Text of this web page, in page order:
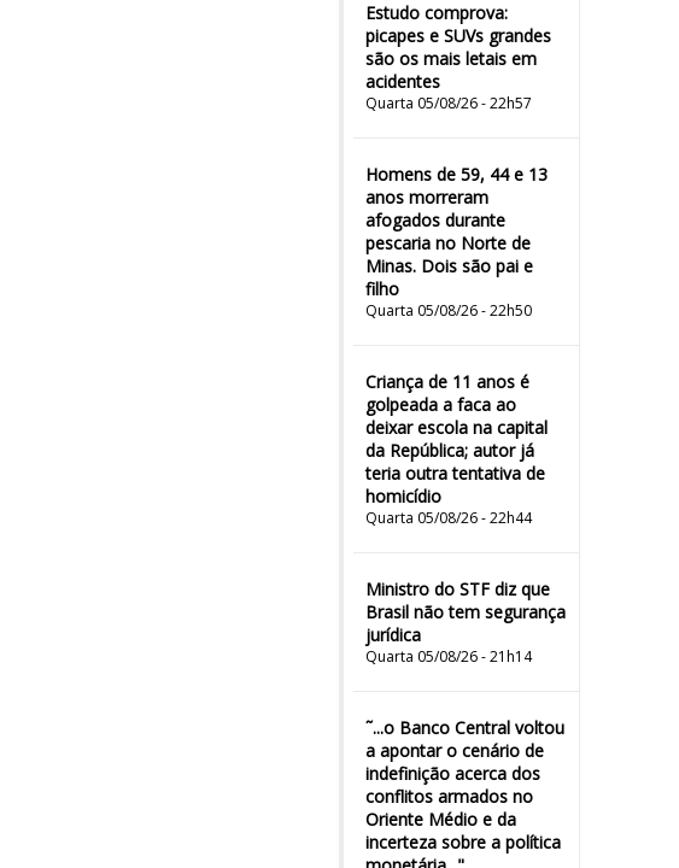
Estudo comprova:
picapes e SUVs grandes
são os mais letais em
acidentes
Quarta 05/08/26 - 22h57
Homens de 59, 44 e 13
anos morreram
afogados durante
pescaria no Norte de
Minas. Dois são pai e
filho
Quarta 05/08/26 - 22h50
Criança de 11 anos é
golpeada a faca ao
deixar escola na capital
da República; autor já
teria outra tentativa de
homicídio
Quarta 05/08/26 - 22h44
Ministro do STF diz que
Brasil não tem segurança
jurídica
Quarta 05/08/26 - 21h14
˜...o Banco Central voltou
a apontar o cenário de
indefinição acerca dos
conflitos armados no
Oriente Médio e da
incerteza sobre a política